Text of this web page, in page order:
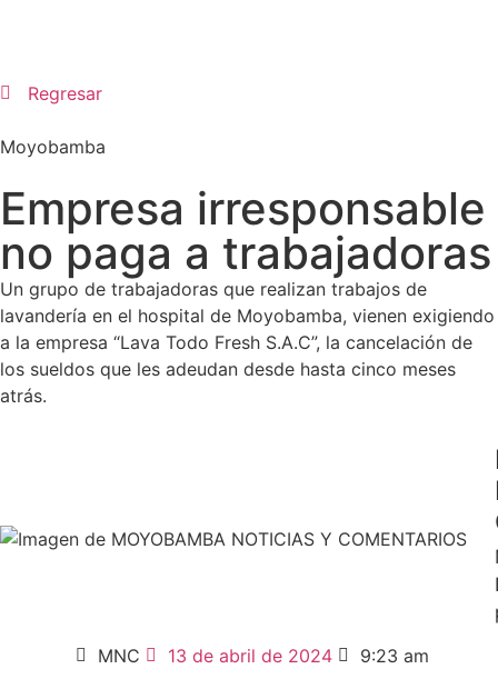
Regresar
Moyobamba
Empresa irresponsable
no paga a trabajadoras
Un grupo de trabajadoras que realizan trabajos de
lavandería en el hospital de Moyobamba, vienen exigiendo
a la empresa “Lava Todo Fresh S.A.C”, la cancelación de
los sueldos que les adeudan desde hasta cinco meses
atrás.
MNC
13 de abril de 2024 9:23 am